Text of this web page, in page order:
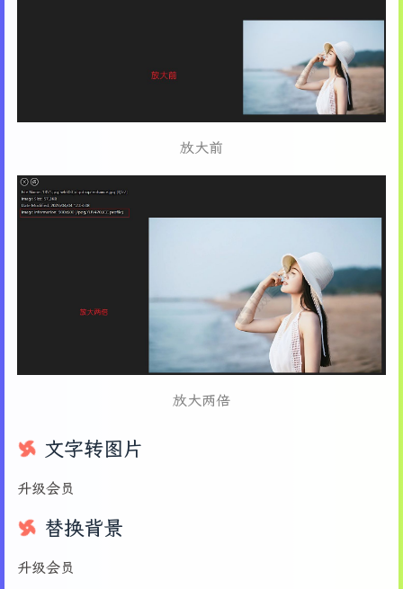
放大前
放大两倍
文字转图片
升级会员
替换背景
升级会员